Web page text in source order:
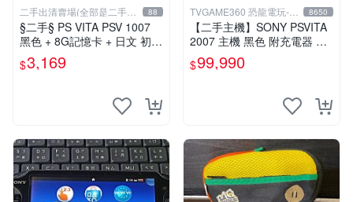
二手出清賣場(全部是二手商
品)
88
§二手§ PS VITA PSV 1007
黑色 + 8G記憶卡 + 日文 初音
未來 F 2nd 遊戲卡片｜郵局
寄送｜未含運｜購買前請私訊
$3,169
TVGAME360 恐龍電玩-台
中店
8650
【二手主機】SONY PSVITA
2007 主機 黑色 附充電器 US
B傳輸線 PS VITA PSV 無盒
裝
$99,990